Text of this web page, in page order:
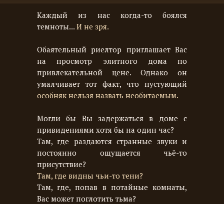
Каждый из нас когда-то боялся
темноты... И не зря.
Обаятельный риелтор приглашает Вас
на просмотр элитного дома по
привлекательной цене. Однако он
умалчивает тот факт, что пустующий
особняк нельзя назвать необитаемым.
Могли бы Вы задержаться в доме с
привидениями хотя бы на один час?
Там, где раздаются странные звуки и
постоянно ощущается чьё-то
присутствие?
Там, где видны чьи-то тени?
Там, где, попав в потайные комнаты,
Вас может поглотить тьма?